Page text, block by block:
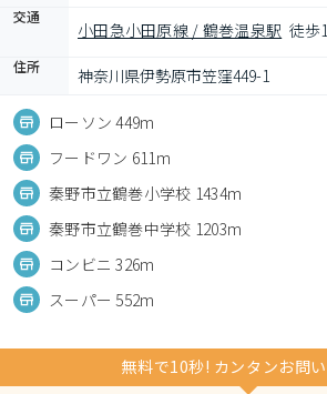
交通
小田急小田原線 / 鶴巻温泉駅 徒歩
住所 神奈川県伊勢原市笠窪449-1
ローソン 449m
フードワン 611m
秦野市立鶴巻小学校 1434m
秦野市立鶴巻中学校 1203m
コンビニ 326m
スーパー 552m
無料で10秒! カンタンお問